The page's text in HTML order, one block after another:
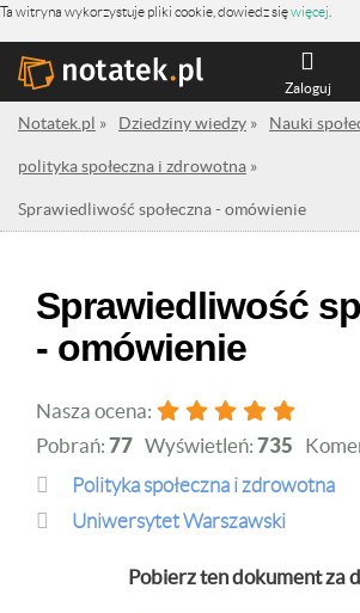
Ta witryna wykorzystuje pliki cookie, dowiedz sięwięcej
Zaloguj
Notatek.pl » Dziedziny wiedzy » Nauki
polityka społeczna i zdrowotna »
Sprawiedliwość społeczna - omówienie
Sprawiedliwość
- omówienie
Nasza ocena:
Pobrań: 77 Wyświetleń: 735
polityka społeczna i zdrowotna
Uniwersytet Warszawski
Pobierz ten dokument za